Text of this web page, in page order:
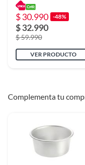
$ 30.990 -48%
$ 32.990
$ 59.990
VER PRODUCTO
Complementa tu